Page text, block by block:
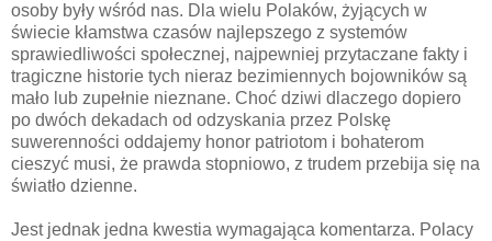
osoby były wśród nas. Dla wielu Polaków, żyjących w
świecie kłamstwa czasów najlepszego z systemów
sprawiedliwości społecznej, najpewniej przytaczane fakty i
tragiczne historie tych nieraz bezimiennych bojowników są
mało lub zupełnie nieznane. Choć dziwi dlaczego dopiero
po dwóch dekadach od odzyskania przez Polskę
suwerenności oddajemy honor patriotom i bohaterom
cieszyć musi, że prawda stopniowo, z trudem przebija się na
światło dzienne.
Jest jednak jedna kwestia wymagająca komentarza. Polacy